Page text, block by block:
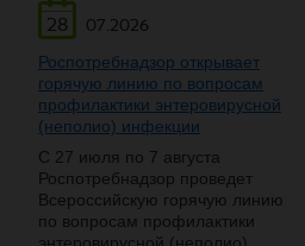
28
07.2026
Роспотребнадзор открывает
горячую линию по вопросам
профилактики энтеровирусной
(неполио) инфекции
С 27 июля по 7 августа
Роспотребнадзор проведет
Всероссийскую горячую линию
по вопросам профилактики